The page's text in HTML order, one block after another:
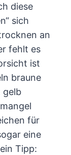
diese
sich
an
fehlt es
ist
braune
gelb
für
eine
Tipp: